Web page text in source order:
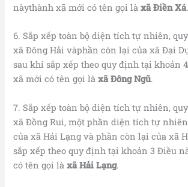
nàythành xã mới có tên gọi làxã Điền Xá.
6. Sắp xếp toàn bộ diện tích tự nhiên,
xã Đông Hải vàphần còn lại của xã Đại
sau khi sắp xếp theo quy định tại khoản
xã mới có tên gọi làxã Đông Ngũ.
7. Sắp xếp toàn bộ diện tích tự nhiên,
xã Đồng Rui, một phần diện tích tự
của xã Hải Lạng và phần còn lại của xã
sắp xếp theo quy định tại khoản 3 Điều
có tên gọi làxã Hải Lạng.